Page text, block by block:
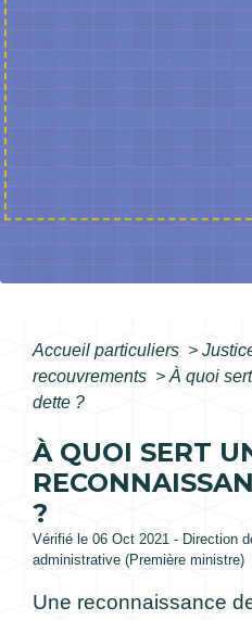
Accueil particuliers >
recouvrements > À quoi
dette ?
À QUOI SERT
?
Vérifié le 06 Oct 2021 - Direction
administrative (Première ministre)
Une reconnaissance